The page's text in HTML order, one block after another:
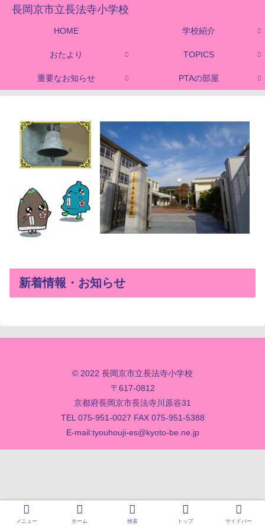
長岡京市立長法寺小学校
HOME 学校紹介
おたより TOPICS
重要なお知らせ PTAの部屋
新着情報・お知らせ
© 2022 長岡京市立長法寺小学校
〒617-0812
京都府長岡京市長法寺川原谷31
TEL 075-951-0027 FAX 075-951-5388
E-mail:tyouhouji-es@kyoto-be.ne.jp
メニュー ホーム 検索 トップ サイドバー